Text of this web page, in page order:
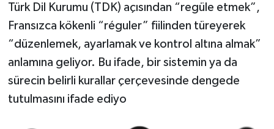
Türk Dil Kurumu (TDK) açısından “regüle etmek”,
Fransızca kökenli “réguler” fiilinden türeyerek
“düzenlemek, ayarlamak ve kontrol altına almak”
anlamına geliyor. Bu ifade, bir sistemin ya da
sürecin belirli kurallar çerçevesinde dengede
tutulmasını ifade ediyo